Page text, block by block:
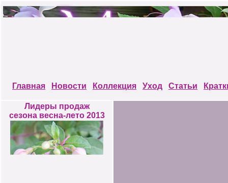
Главная Новости Коллекция Уход Статьи
Лидеры продаж
сезона весна-лето 2013